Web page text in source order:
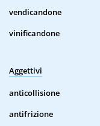
vendicandone
vinificandone
Aggettivi
anticollisione
antifrizione